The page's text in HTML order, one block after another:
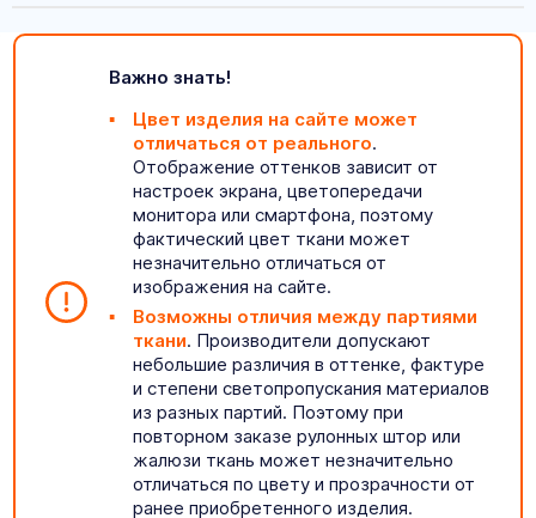
Важно знать!
Цвет изделия на сайте может
отличаться от реального.
Отображение оттенков зависит от
настроек экрана, цветопередачи
монитора или смартфона, поэтому
фактический цвет ткани может
незначительно отличаться от
изображения на сайте.
Возможны отличия между партиями
ткани. Производители допускают
небольшие различия в оттенке, фактуре
и степени светопропускания материалов
из разных партий. Поэтому при
повторном заказе рулонных штор или
жалюзи ткань может незначительно
отличаться по цвету и прозрачности от
ранее приобретенного изделия.